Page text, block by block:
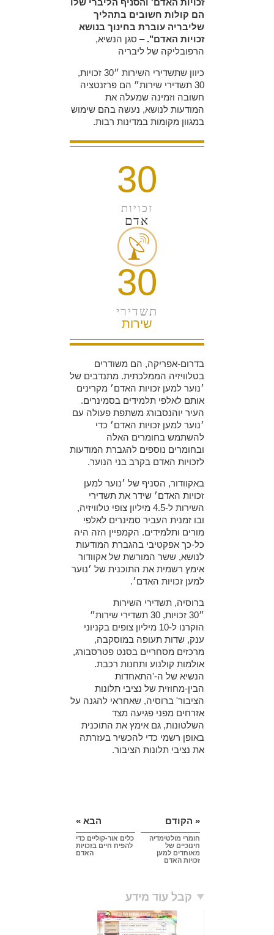
זכויות האדם' והסניף הליברי שלו
הם קולות חשובים בתהליך
שליבריה עוברת בחינוך בנושא
זכויות האדם". – סגן הנשיא,
הרפובליקה של ליבריה
כיוון שתשדירי השירות ״30 זכויות,
30 תשדירי שירות״ הם פרזנטציה
חשובה וזמינה שמעלה את
המודעות לנושא, נעשה בהם שימוש
במגוון מקומות במדינות רבות.
30
זכויות
אדם
30
תשדירי
שירות
בדרום-אפריקה, הם משודרים
בטלוויזיה הממלכתית. מתנדבים של
׳נוער למען זכויות האדם׳ מקרינים
אותם לאלפי תלמידים בסמינרים.
העיר יוהנסבורג משתפת פעולה עם
׳נוער למען זכויות האדם׳ כדי
להשתמש בחומרים האלה
ובחומרים נוספים להגברת המודעות
לזכויות האדם בקרב בני הנוער.
באקוודור, הסניף של ׳נוער למען
זכויות האדם׳ שידר את תשדירי
השירות ל-4.5 מיליון צופי טלוויזיה,
ובו זמנית העביר סמינרים לאלפי
מורים ותלמידים. הקמפיין הזה היה
כל-כך אפקטיבי בהגברת המודעות
לנושא, ששר המורשת של אקוודור
אימץ רשמית את התוכנית של ׳נוער
למען זכויות האדם׳.
ברוסיה, תשדירי השירות
״30 זכויות, 30 תשדירי שירות״
הוקרנו ל-10 מיליון צופים בקניוני
ענק, שדות תעופה במוסקבה,
מרכזים מסחריים בסנט פטרסבורג,
אולמות קולנוע ותחנות רכבת.
הנשיא של ה-'התאחדות
הבין-מחוזית של נציבי תלונות
הציבור' ברוסיה, שאחראי להגנה על
אזרחים מפני פגיעה מצד
השלטונות, גם אימץ את התוכנית
באופן רשמי כדי להכשיר בעזרתה
את נציבי תלונות הציבור.
« הקודם
חומרי מולטימדיה
חינוכיים של
מאוחדים למען
זכויות האדם
הבא »
כלים אור-קוליים כדי
להפיח חיים בזכויות
האדם
קבל עוד מידע